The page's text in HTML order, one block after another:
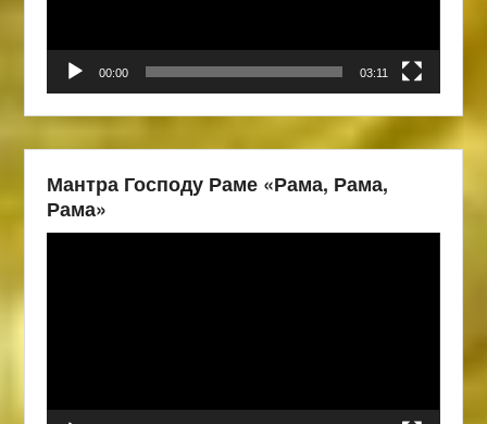
00:00 03:11
Мантра Господу Раме «Рама, Рама,
Рама»